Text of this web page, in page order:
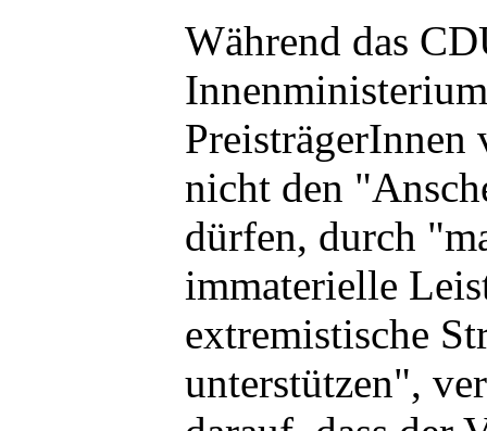
Während das
PreisträgerInnen
nicht den
dürfen, durch
immaterielle
extremistische
unterstützen",